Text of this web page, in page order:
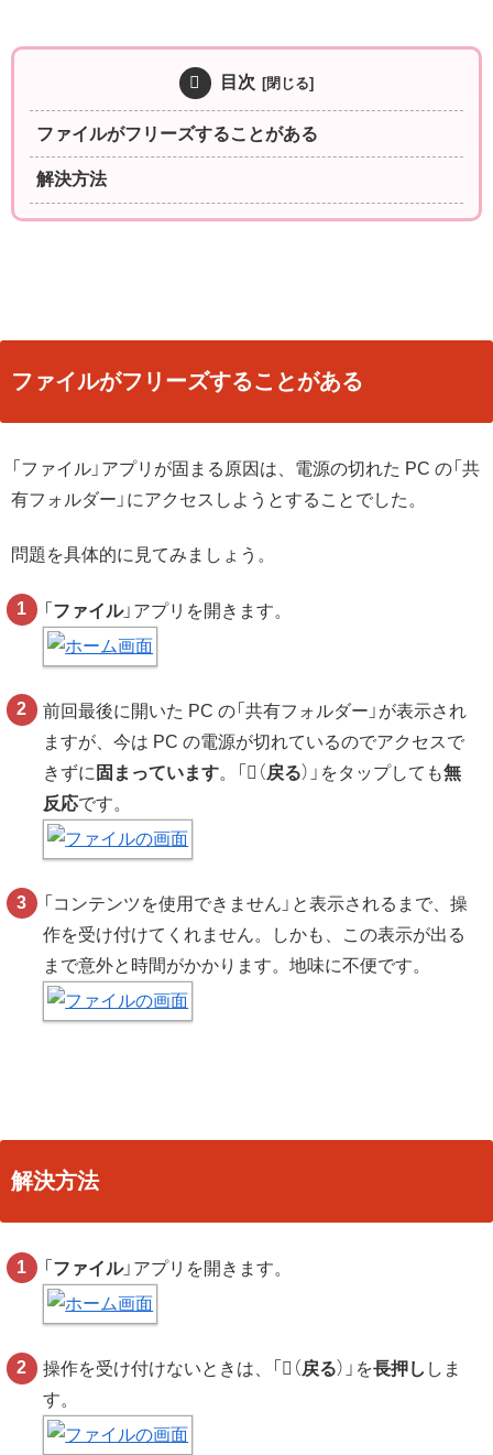
目次
ファイルがフリーズすることがある
解決方法
ファイルがフリーズすることがある
「ファイル」アプリが固まる原因は、電源の切れた PC の「共
有フォルダー」にアクセスしようとすることでした。
問題を具体的に見てみましょう。
「 ファイル」アプリを開きます。
前回最後に開いた PC の「共有フォルダー」が表示され
ますが、今は PC の電源が切れているのでアクセスで
きずに 固まっています。「 （戻る）」をタップしても無
反応です。
「コンテンツを使用できません」と表示されるまで、操
作を受け付けてくれません。しかも、この表示が出る
まで意外と時間がかかります。地味に不便です。
解決方法
「 ファイル」アプリを開きます。
操作を受け付けないときは、「 （戻る）」を長押し しま
す。